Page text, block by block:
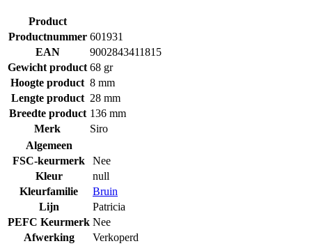
Product
Productnummer 601931
EAN
9002843411815
Gewicht product 68 gr
Hoogte product 8 mm
Lengte product 28 mm
Breedte product 136 mm
Merk
Siro
Algemeen
FSC-keurmerk
Nee
Kleur
null
Kleurfamilie
Bruin
Lijn
Patricia
PEFC Keurmerk Nee
Afwerking
Verkoperd